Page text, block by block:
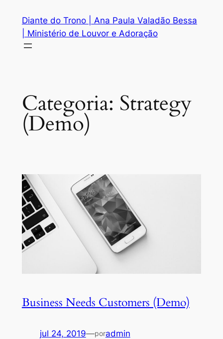
conteúdo
Diante do Trono | Ana Paula Valadão Bessa
| Ministério de Louvor e Adoração
Categoria: Strategy
(Demo)
Business Needs Customers (Demo)
jul 24, 2019—poradmin